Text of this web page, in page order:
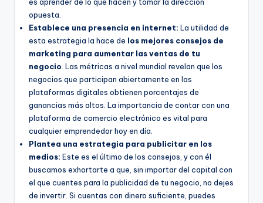
opuesta.
Establece una presencia en internet: La utilidad de
esta estrategia la hace de los mejores consejos de
marketing para aumentar las ventas de tu
negocio . Las métricas a nivel mundial revelan que los
negocios que participan abiertamente en las
plataformas digitales obtienen porcentajes de
ganancias más altos. La importancia de contar con una
plataforma de comercio electrónico es vital para
cualquier emprendedor hoy en día.
Plantea una estrategia para publicitar en los
medios: Este es el último de los consejos, y con él
buscamos exhortarte a que, sin importar del capital con
el que cuentes para la publicidad de tu negocio, no dejes
de invertir. Si cuentas con dinero suficiente, puedes